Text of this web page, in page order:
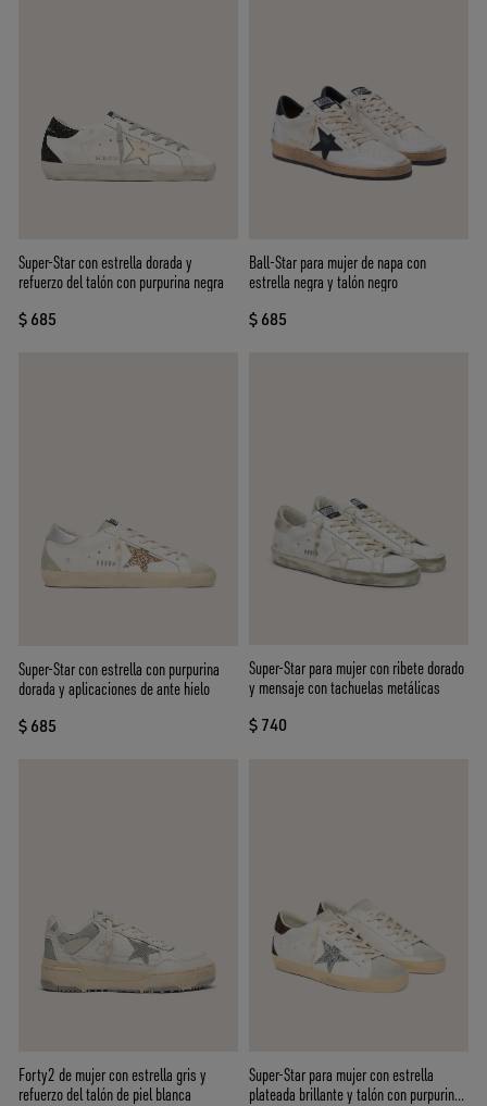
Super-Star con estrella dorada y
refuerzo del talón con purpurina negra
$ 685
Ball-Star para mujer de napa con
estrella negra y talón negro
$ 685
Super-Star con estrella con purpurina
dorada y aplicaciones de ante hielo
$ 685
Super-Star para mujer con ribete dorado
y mensaje con tachuelas metálicas
$ 740
Forty2 de mujer con estrella gris y
refuerzo del talón de piel blanca
Super-Star para mujer con estrella
plateada brillante y talón con purpurina